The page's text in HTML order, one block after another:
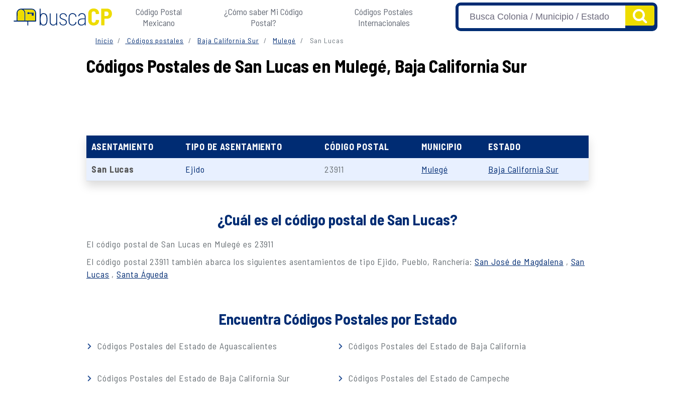
Código Postal
Mexicano
¿Cómo saber Mi Código
Postal?
Códigos Postales
Internacionales
Inicio Códigos postales Baja California Sur Mulegé San Lucas
Códigos Postales de San Lucas en Mulegé, Baja California Sur
ASENTAMIENTO TIPO DE ASENTAMIENTO CÓDIGO POSTAL MUNICIPIO ESTADO
San Lucas Ejido 23911 Mulegé Baja California Sur
¿Cuál es el código postal de San Lucas?
El código postal de San Lucas en Mulegé es 23911
El código postal 23911 también abarca los siguientes asentamientos de tipo Ejido, Pueblo, Ranchería: San José de Magdalena , San
Lucas ,Santa Águeda
Encuentra Códigos Postales por Estado
Códigos Postales del Estado de Aguascalientes Códigos Postales del Estado de Baja California
Códigos Postales del Estado de Baja California Sur Códigos Postales del Estado de Campeche